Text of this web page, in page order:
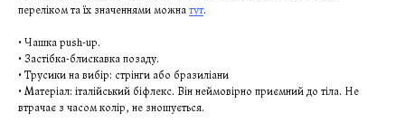
переліком та їх значеннями можна тут.
• Чашка push-up.
• Застібка-блискавка позаду.
• Трусики на вибір: стрінги або бразиліани
• Матеріал: італійський біфлекс. Він неймовірно приємний до тіла. Не
втрачає з часом колір, не зношується.